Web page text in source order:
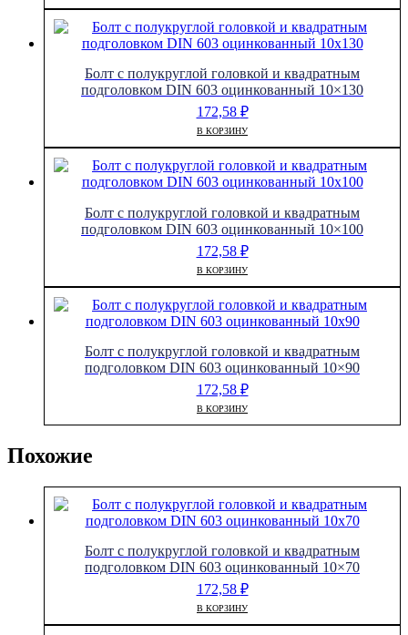
Болт с полукруглой головкой и квадратным
подголовком DIN 603 оцинкованный 10×130
172,58 ₽
В КОРЗИНУ
Болт с полукруглой головкой и квадратным
подголовком DIN 603 оцинкованный 10×100
172,58 ₽
В КОРЗИНУ
Болт с полукруглой головкой и квадратным
подголовком DIN 603 оцинкованный 10×90
172,58 ₽
В КОРЗИНУ
Похожие
Болт с полукруглой головкой и квадратным
подголовком DIN 603 оцинкованный 10×70
172,58 ₽
В КОРЗИНУ